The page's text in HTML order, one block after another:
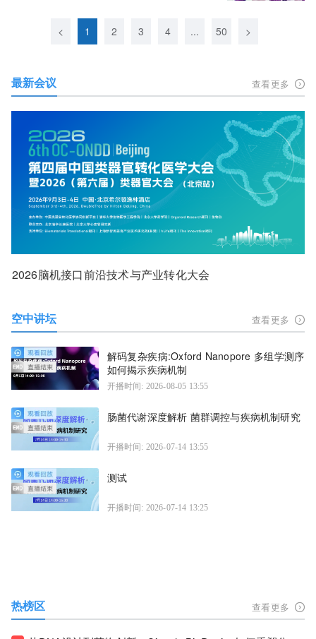
< 1 2 3 4 ... 50 >
最新会议 查看更多
2026脑机接口前沿技术与产业转化大会
空中讲坛 查看更多
解码复杂疾病:Oxford Nanopore 多组学测序
如何揭示疾病机制
开播时间: 2026-08-05 13:55
肠菌代谢深度解析 菌群调控与疾病机制研究
开播时间: 2026-07-14 13:55
测试
开播时间: 2026-07-14 13:25
热榜区 查看更多